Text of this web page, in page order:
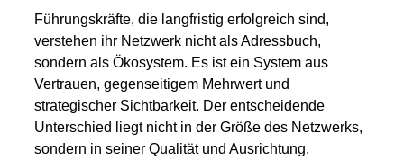
Führungskräfte, die langfristig erfolgreich sind,
verstehen ihr Netzwerk nicht als Adressbuch,
sondern als Ökosystem. Es ist ein System aus
Vertrauen, gegenseitigem Mehrwert und
strategischer Sichtbarkeit. Der entscheidende
Unterschied liegt nicht in der Größe des Netzwerks,
sondern in seiner Qualität und Ausrichtung.